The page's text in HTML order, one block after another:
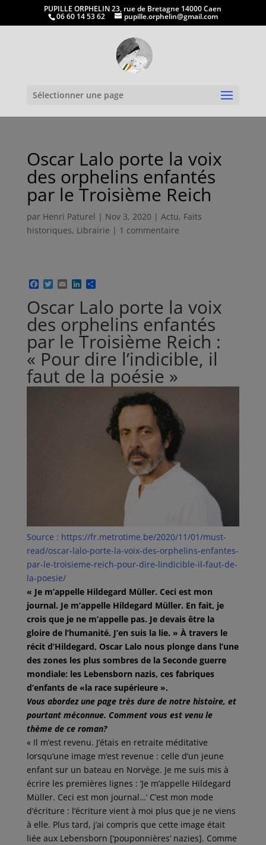
PUPILLE ORPHELIN 23, rue de Bretagne 14000 Caen
06 60 14 53 62 pupille.orphelin@gmail.com
Sélectionner une page
Oscar Lalo porte la voix
des orphelins enfantés
par le Troisième Reich
par Henri Paturel | Nov 3, 2020 | Actu, Faits
historiques, Librairie | 1 commentaire
F
c
e
b
o
o
k
T
i
t
t
e
r
E
a
i
l
L
n
k
e
d
I
n
P
r
t
a
g
e
r
Oscar Lalo porte la voix
des orphelins enfantés
par le Troisième Reich :
« Pour dire l’indicible, il
faut de la poésie »
Source : https://fr.metrotime.be/2020/11/01/must-
read/oscar-lalo-porte-la-voix-des-orphelins-enfantes-
par-le-troisieme-reich-pour-dire-lindicible-il-faut-de-
la-poesie/
« Je m’appelle Hildegard Müller. Ceci est mon
journal. Je m’appelle Hildegard Müller. En fait, je
crois que je ne m’appelle pas. Je devais être la
gloire de l’humanité. J’en suis la lie. » À travers le
récit d’Hildegard, Oscar Lalo nous plonge dans l’une
des zones les plus sombres de la Seconde guerre
mondiale: les Lebensborn nazis, ces fabriques
d’enfants de «la race supérieure ».
Vous abordez une page très dure de notre histoire, et
pourtant méconnue. Comment vous est venu le
thème de ce roman?
« Il m’est revenu. J’étais en retraite méditative
lorsqu’une image m’est revenue : celle d’un jeune
enfant sur un bateau en Norvège. Je me suis mis à
écrire les premières lignes : ’Je m’appelle Hildegard
Müller. Ceci est mon journal…’ C’est mon mode
d’écriture : l’écriture vient à moi plus que je ne viens
à elle. Plus tard, j’ai compris que cette image était
liée aux Lebensborn [‘pouponnières’ nazies]. Comme